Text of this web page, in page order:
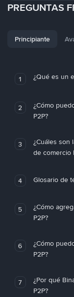
PREGUNTAS
Principiante
1 ¿Qué es un
2
¿Cómo
P2P?
3
¿Cuáles son
de comercio
4 Glosario de
5
¿Cómo
P2P?
6
¿Cómo
P2P?
7
¿Por qué
P2P?